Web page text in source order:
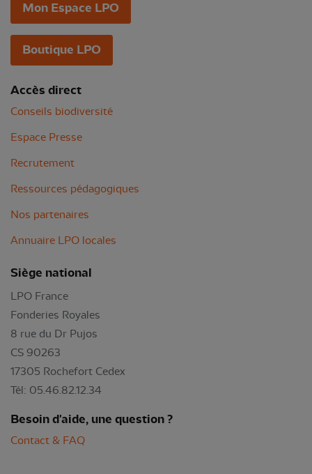
Mon Espace LPO
Boutique LPO
Accès direct
Conseils biodiversité
Espace Presse
Recrutement
Ressources pédagogiques
Nos partenaires
Annuaire LPO locales
Siège national
LPO France
Fonderies Royales
8 rue du Dr Pujos
CS 90263
17305 Rochefort Cedex
Tél: 05.46.82.12.34
Besoin d'aide, une question ?
Contact & FAQ